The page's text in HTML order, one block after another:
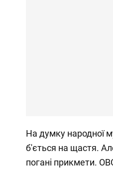
На думку народної
б'ється на щастя.
погані прикмети.